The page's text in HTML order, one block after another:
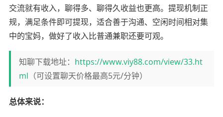
交流就有收入，聊得多、聊得久收益也更高。提现机制正
规，满足条件即可提现，适合善于沟通、空闲时间相对集
中的宝妈，做好了收入比普通兼职还要可观。
知聊下载地址： https://www.viy88.com/view/33.ht
ml （可设置聊天价格最高5元/分钟）
总体来说：